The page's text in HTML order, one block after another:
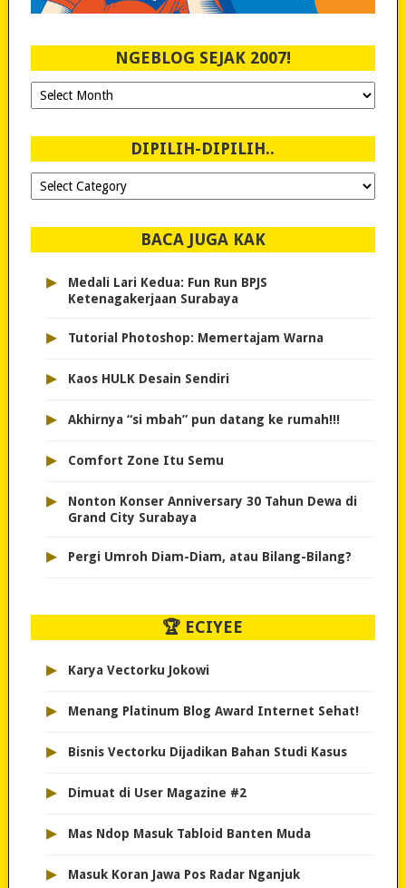
NGEBLOG SEJAK 2007!
Ngeblog
Sejak
DIPILIH-DIPILIH..
Dipilih-
dipilih..
BACA JUGA KAK
▸
Medali Lari Kedua: Fun Run BPJS
Ketenagakerjaan Surabaya
▸ Tutorial Photoshop: Memertajam Warna
▸ Kaos HULK Desain Sendiri
▸ Akhirnya “si mbah” pun datang ke rumah!!!
▸ Comfort Zone Itu Semu
▸
Nonton Konser Anniversary 30 Tahun Dewa di
Grand City Surabaya
▸ Pergi Umroh Diam-Diam, atau Bilang-Bilang?
🏆 ECIYEE
▸ Karya Vectorku Jokowi
▸ Menang Platinum Blog Award Internet Sehat!
▸ Bisnis Vectorku Dijadikan Bahan Studi Kasus
▸ Dimuat di User Magazine #2
▸ Mas Ndop Masuk Tabloid Banten Muda
▸ Masuk Koran Jawa Pos Radar Nganjuk